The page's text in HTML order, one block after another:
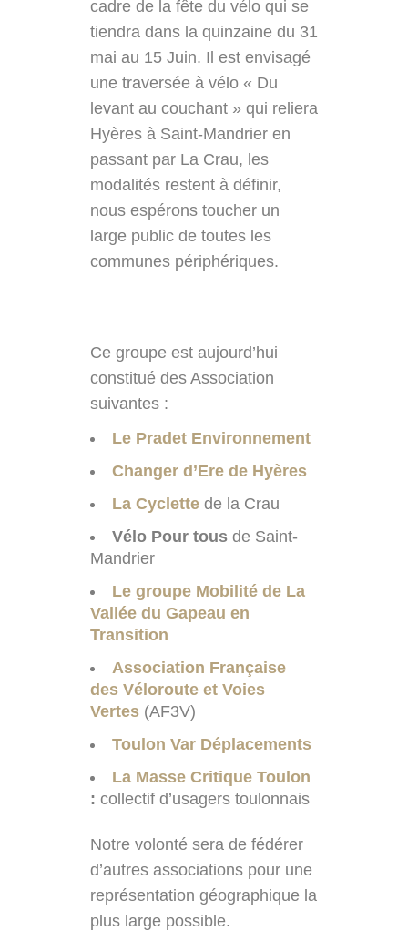
cadre de la fête du vélo qui se
tiendra dans la quinzaine du 31
mai au 15 Juin. Il est envisagé
une traversée à vélo « Du
levant au couchant » qui reliera
Hyères à Saint-Mandrier en
passant par La Crau, les
modalités restent à définir,
nous espérons toucher un
large public de toutes les
communes périphériques.
Ce groupe est aujourd’hui
constitué des Association
suivantes :
Le Pradet Environnement
Changer d’Ere de Hyères
La Cyclette de la Crau
Vélo Pour tous de Saint-
Mandrier
Le groupe Mobilité de La
Vallée du Gapeau en
Transition
Association Française
des Véloroute et Voies
Vertes (AF3V)
Toulon Var Déplacements
La Masse Critique Toulon
: collectif d’usagers toulonnais
Notre volonté sera de fédérer
d’autres associations pour une
représentation géographique la
plus large possible.